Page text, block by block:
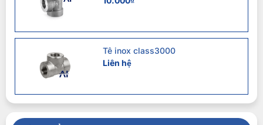
Tê inox class3000
Liên hệ